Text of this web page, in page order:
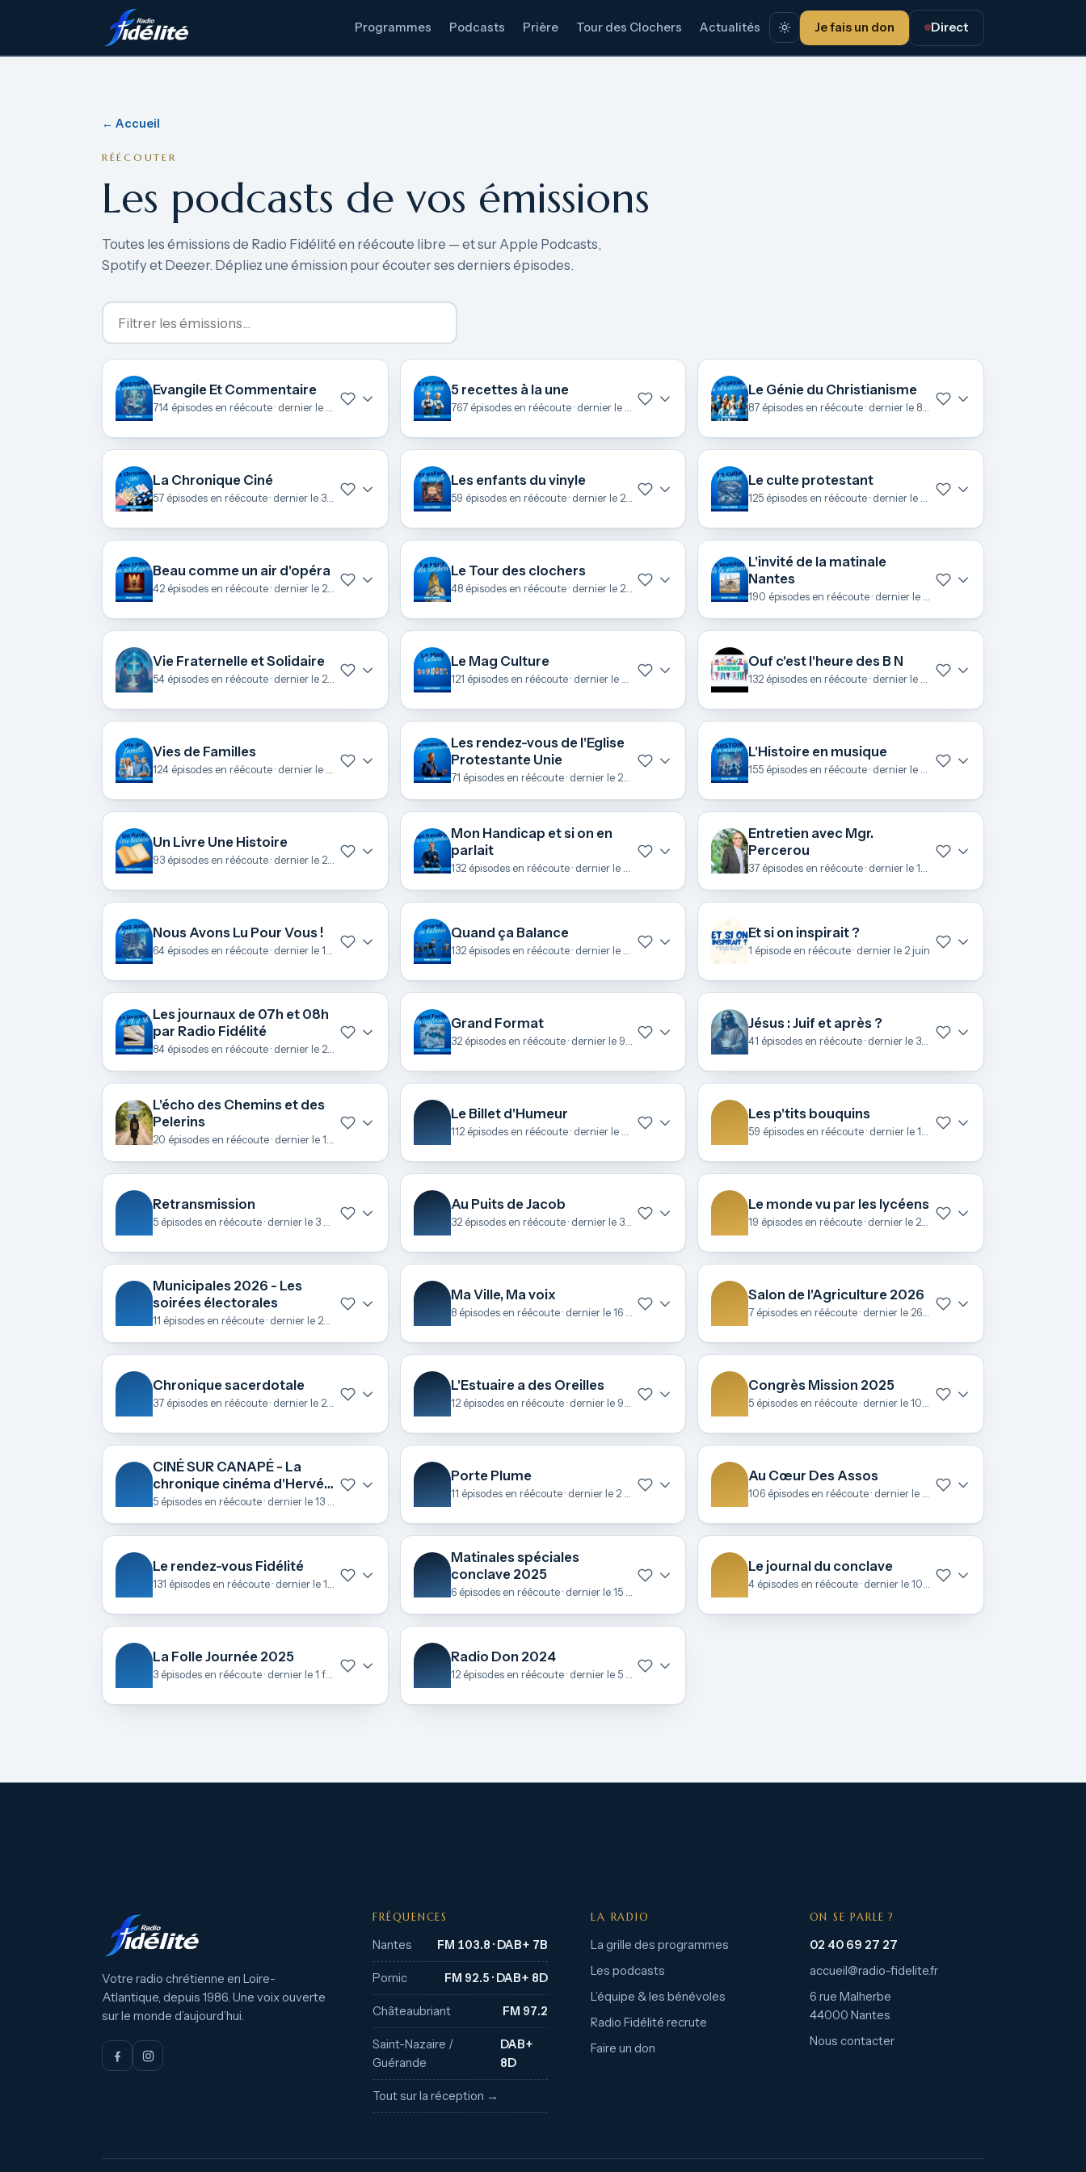
Programmes Podcasts Prière Tour des Clochers Actualités Je fais un don Direct
← Accueil
RÉÉCOUTER
Les podcasts de vos émissions
Toutes les émissions de Radio Fidélité en réécoute libre — et sur Apple Podcasts,
Spotify et Deezer. Dépliez une émission pour écouter ses derniers épisodes.
Evangile Et Commentaire 5 recettes à la une Le Génie du Christianisme
La Chronique Ciné Les enfants du vinyle
59 épisodes en réécoute · dernier le 28 juin
Le culte protestant
Beau comme un air d'opéra Le Tour des clochers
48 épisodes en réécoute · dernier le 26 juin
L'invité de la matinale
Nantes
190 épisodes en réécoute · dernier le 25 juin
Vie Fraternelle et Solidaire Le Mag Culture Ouf c'est l'heure des B N
Vies de Familles
Les rendez-vous de l'Eglise
Protestante Unie
71 épisodes en réécoute · dernier le 22 juin
L'Histoire en musique
Un Livre Une Histoire
Mon Handicap et si on en
parlait
132 épisodes en réécoute · dernier le 22 juin
Entretien avec Mgr.
Percerou
37 épisodes en réécoute · dernier le 19 juin
Nous Avons Lu Pour Vous ! Quand ça Balance Et si on inspirait ?
1 épisode en réécoute · dernier le 2 juin
Les journaux de 07h et 08h
par Radio Fidélité
84 épisodes en réécoute · dernier le 21 mai
Grand Format Jésus : Juif et après ?
L'écho des Chemins et des
Pelerins
20 épisodes en réécoute · dernier le 1 mai
Le Billet d'Humeur Les p'tits bouquins
Retransmission Au Puits de Jacob
32 épisodes en réécoute · dernier le 31 mars
Le monde vu par les lycéens
Municipales 2026 - Les
soirées électorales
11 épisodes en réécoute · dernier le 23 mars
Ma Ville, Ma voix Salon de l'Agriculture 2026
Chronique sacerdotale L'Estuaire a des Oreilles Congrès Mission 2025
CINÉ SUR CANAPÉ - La
chronique cinéma d'Hervé
Le Roch
5 épisodes en réécoute · dernier le 13 octobre
Porte Plume Au Cœur Des Assos
Le rendez-vous Fidélité
Matinales spéciales
conclave 2025
6 épisodes en réécoute · dernier le 15 mai
Le journal du conclave
La Folle Journée 2025 Radio Don 2024
Votre radio chrétienne en Loire-
Atlantique, depuis 1986. Une voix ouverte
sur le monde d’aujourd’hui.
FRÉQUENCES
Nantes FM 103.8 · DAB+ 7B
Pornic FM 92.5 · DAB+ 8D
Châteaubriant FM 97.2
Saint-Nazaire /
Guérande
DAB+
8D
Tout sur la réception →
LA RADIO
La grille des programmes
Les podcasts
L’équipe & les bénévoles
Radio Fidélité recrute
Faire un don
ON SE PARLE ?
02 40 69 27 27
accueil@radio-fidelite.fr
6 rue Malherbe
44000 Nantes
Nous contacter